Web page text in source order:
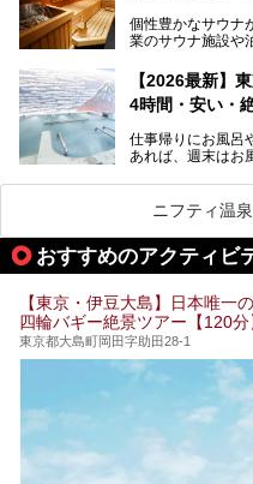
個性豊かなサウナ
業のサウナ施設や
を旅の目的とす
ど、自分の好き
魅力です。
最近では、男性専
い個室サウナも増
ら、特におすす
してみてください
【2026最新】
4時間・安い・
仕事帰りにお風呂
あれば、週末はお
また、終電を逃
る場所があれば」
しょうか。
そこで本記事では
24時間営業で宿泊
い施設、デートや
が充実した施設な
ださい。
ニフティ温
おすすめのアクティビ
【東京・伊豆大島】日本唯一
四輪バギー絶景ツアー【120分
東京都大島町岡田字助田28-1